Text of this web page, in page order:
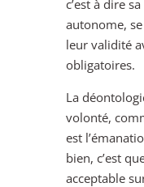
c’est à dire
autonome,
leur validité
obligatoires.
La
volonté,
est
bien, c’est
acceptable